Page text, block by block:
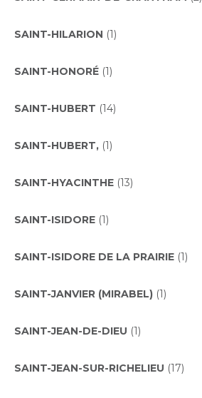
SAINT-HILARION (1)
SAINT-HONORÉ (1)
SAINT-HUBERT (14)
SAINT-HUBERT, (1)
SAINT-HYACINTHE (13)
SAINT-ISIDORE (1)
SAINT-ISIDORE DE LA PRAIRIE (1)
SAINT-JANVIER (MIRABEL) (1)
SAINT-JEAN-DE-DIEU (1)
SAINT-JEAN-SUR-RICHELIEU (17)